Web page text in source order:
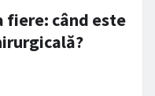
fiere: când este